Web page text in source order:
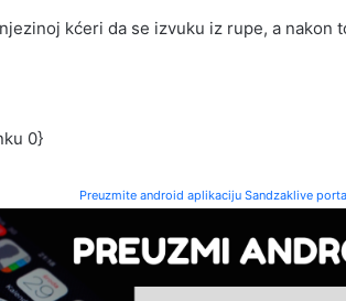
kćeri da se izvuku iz rupe, a nakon
0}
Preuzmite android aplikaciju Sandzaklive